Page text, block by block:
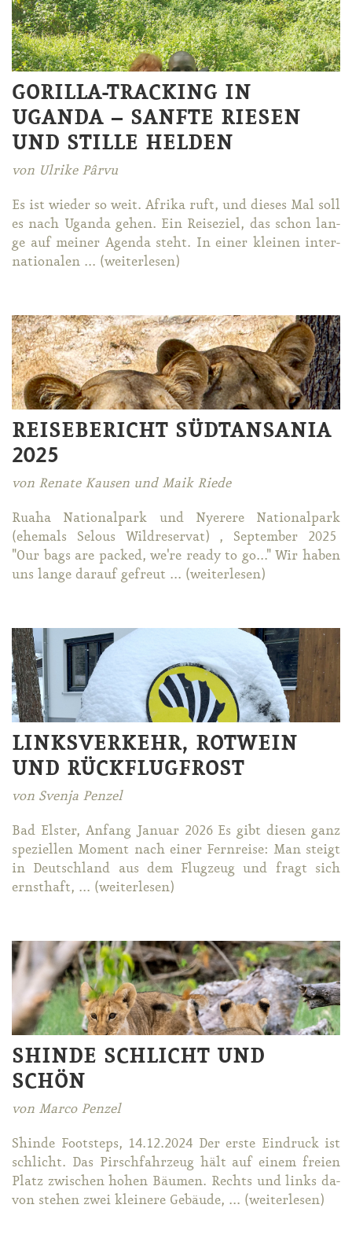
GORILLA-TRACKING IN
UGANDA – SANFTE RIESEN
UND STILLE HELDEN
von Ulrike Pârvu
Es ist wie­der so weit. Afri­ka ruft, und die­ses Mal soll
es nach Ugan­da ge­hen. Ein Rei­se­ziel, das schon lan­
ge auf mei­ner Agen­da steht. In ei­ner klei­nen in­ter­
na­tio­na­len ... (wei­ter­le­sen)
REISEBERICHT SÜDTANSANIA
2025
von Renate Kausen und Maik Riede
Rua­ha Na­tio­nal­park und Nye­re­re Na­tio­nal­park
(ehe­mals Se­lous Wild­re­ser­vat) , Sep­tem­ber 2025
"Our bags are pa­cked, we're re­ady to go..." Wir ha­ben
uns lan­ge dar­auf ge­freut ... (wei­ter­le­sen)
LINKSVERKEHR, ROTWEIN
UND RÜCKFLUGFROST
von Svenja Penzel
Bad Els­ter, An­fang Ja­nu­ar 2026 Es gibt die­sen ganz
spe­zi­el­len Mo­ment nach ei­ner Fern­rei­se: Man steigt
in Deutsch­land aus dem Flug­zeug und fragt sich
ernst­haft, ... (wei­ter­le­sen)
SHINDE SCHLICHT UND
SCHÖN
von Marco Penzel
Shin­de Foots­teps, 14.12.2024 Der ers­te Ein­druck ist
schlicht. Das Pirsch­fahr­zeug hält auf ei­nem frei­en
Platz zwi­schen ho­hen Bäu­men. Rechts und links da­
von ste­hen zwei klei­ne­re Ge­bäu­de, ... (wei­ter­le­sen)